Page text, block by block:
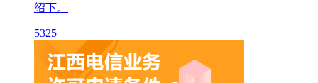
绍下。
5325+